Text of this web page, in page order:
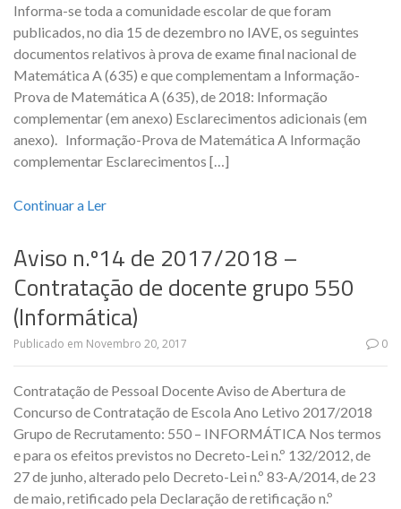
Informa-se toda a comunidade escolar de que foram
publicados, no dia 15 de dezembro no IAVE, os seguintes
documentos relativos à prova de exame final nacional de
Matemática A (635) e que complementam a Informação-
Prova de Matemática A (635), de 2018: Informação
complementar (em anexo) Esclarecimentos adicionais (em
anexo). Informação-Prova de Matemática A Informação
complementar Esclarecimentos […]
Continuar a Ler
Aviso n.º14 de 2017/2018 –
Contratação de docente grupo 550
(Informática)
Publicado em Novembro 20, 2017 0
Contratação de Pessoal Docente Aviso de Abertura de
Concurso de Contratação de Escola Ano Letivo 2017/2018
Grupo de Recrutamento: 550 – INFORMÁTICA Nos termos
e para os efeitos previstos no Decreto-Lei n.º 132/2012, de
27 de junho, alterado pelo Decreto-Lei n.º 83-A/2014, de 23
de maio, retificado pela Declaração de retificação n.º